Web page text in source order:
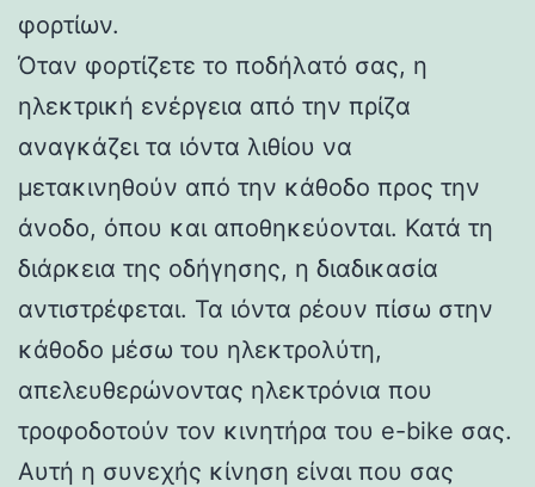
φορτίων.
Όταν φορτίζετε το ποδήλατό σας, η
ηλεκτρική ενέργεια από την πρίζα
αναγκάζει τα ιόντα λιθίου να
μετακινηθούν από την κάθοδο προς την
άνοδο, όπου και αποθηκεύονται. Κατά τη
διάρκεια της οδήγησης, η διαδικασία
αντιστρέφεται. Τα ιόντα ρέουν πίσω στην
κάθοδο μέσω του ηλεκτρολύτη,
απελευθερώνοντας ηλεκτρόνια που
τροφοδοτούν τον κινητήρα του e-bike σας.
Αυτή η συνεχής κίνηση είναι που σας